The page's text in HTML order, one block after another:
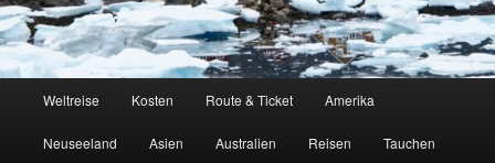
Weltreise Kosten Route & Ticket Amerika
Neuseeland Asien Australien Reisen Tauchen